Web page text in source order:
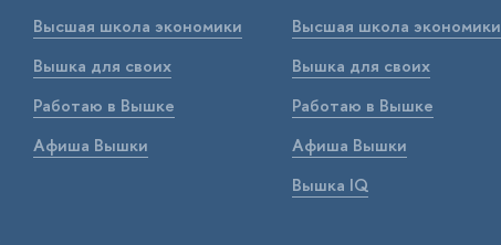
Высшая школа экономики
Вышка для своих
Работаю в Вышке
Афиша Вышки
Высшая школа экономики
Вышка для своих
Работаю в Вышке
Афиша Вышки
Вышка IQ